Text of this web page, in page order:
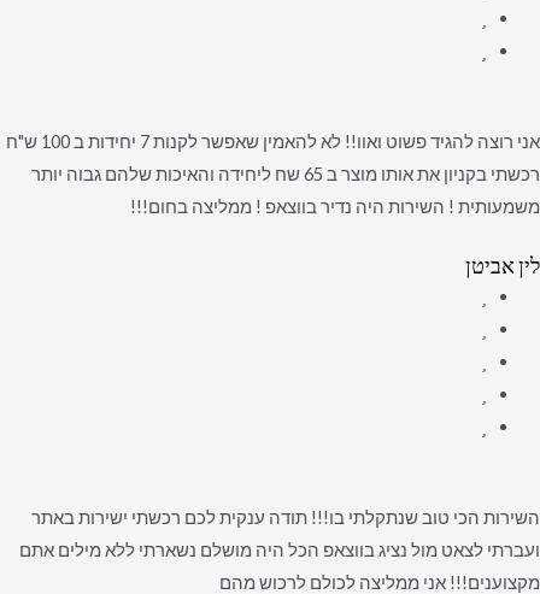
אני רוצה להגיד פשוט ואוו!! לא להאמין שאפשר לקנות 7 יחידות ב 100 ש"ח
רכשתי בקניון את אותו מוצר ב 65 שח ליחידה והאיכות שלהם גבוה יותר
משמעותית ! השירות היה נדיר בווצאפ ! ממליצה בחום!!!
לין אביטן
השירות הכי טוב שנתקלתי בו!!! תודה ענקית לכם רכשתי ישירות באתר
ועברתי לצאט מול נציג בווצאפ הכל היה מושלם נשארתי ללא מילים אתם
מקצוענים!!! אני ממליצה לכולם לרכוש מהם